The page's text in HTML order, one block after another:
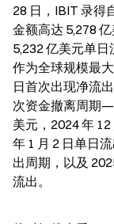
28 日，IBIT 录得
金额高达 5,278
5,232 亿美元单
作为全球规模最
日首次出现净流
次资金撤离周期
美元，2024 年
年 1 月 2 日单日
出周期，以及
流出。